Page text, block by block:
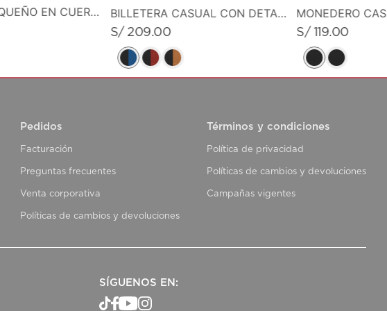
CANGURO PEQUEÑO EN CUERO GRABADO BILLETERA CASUAL CON DETALLE DE LINEA EN CONTRASTE
S/ 209.00 S/ 119.00
Pedidos
Facturación
Preguntas frecuentes
Venta corporativa
Políticas de cambios y devoluciones
Términos y condiciones
Política de privacidad
Políticas de cambios y devoluciones
Campañas vigentes
SÍGUENOS EN: